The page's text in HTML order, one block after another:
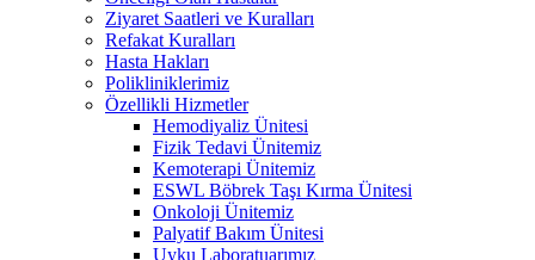
Ziyaret Saatleri ve Kuralları
Refakat Kuralları
Hasta Hakları
Polikliniklerimiz
Özellikli Hizmetler
Hemodiyaliz Ünitesi
Fizik Tedavi Ünitemiz
Kemoterapi Ünitemiz
ESWL Böbrek Taşı Kırma Ünitesi
Onkoloji Ünitemiz
Palyatif Bakım Ünitesi
Uyku Laboratuarımız